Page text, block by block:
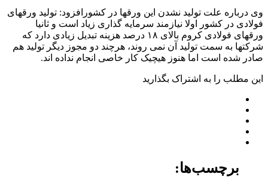
وی درباره علت تولید نشدن این ورقها در کشورافزود: تولید ورقهای
فولادی در کشور اولا نیازمند سرمایه گذاری زیاد است و ثانیا
ورقهای فولادی کروم بالای ۱۸ درصد هزینه تبدیل زیادی دارد که
شرکتها به سمت تولید آن نمی روند، هرچند دو مجوز دیگر تولید هم
صادر شده است اما هنوز هیچیک کار خاصی انجام نداده اند.
این مطلب را به اشتراک بگذارید
برچسب‌ها: